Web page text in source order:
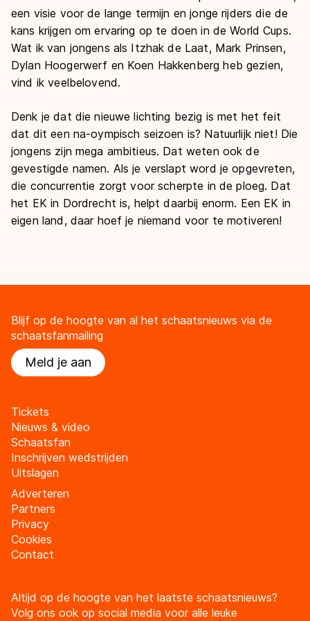
een visie voor de lange termijn en jonge rijders die de
kans krijgen om ervaring op te doen in de World Cups.
Wat ik van jongens als Itzhak de Laat, Mark Prinsen,
Dylan Hoogerwerf en Koen Hakkenberg heb gezien,
vind ik veelbelovend.
Denk je dat die nieuwe lichting bezig is met het feit
dat dit een na-oympisch seizoen is? Natuurlijk niet! Die
jongens zijn mega ambitieus. Dat weten ook de
gevestigde namen. Als je verslapt word je opgevreten,
die concurrentie zorgt voor scherpte in de ploeg. Dat
het EK in Dordrecht is, helpt daarbij enorm. Een EK in
eigen land, daar hoef je niemand voor te motiveren!
Blijf op de hoogte van al het schaatsnieuws via de
schaatsfanmailing
Meld je aan
Tickets
Nieuws & video
Schaatsfan
Inschrijven wedstrijden
Uitslagen
Adverteren
Partners
Privacy
Cookies
Contact
Altijd op de hoogte van het laatste schaatsnieuws?
Volg ons ook op social media voor alle leuke